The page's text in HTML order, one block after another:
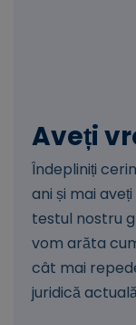
Aveți
Îndepliniți
ani și mai
testul nostru
vom arăta
cât mai
juridică